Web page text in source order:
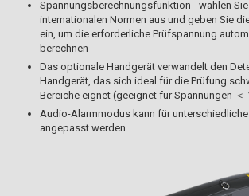
Spannungsberechnungsfunktion - wählen Sie
internationalen Normen aus und geben Sie
ein, um die erforderliche Prüfspannung
berechnen
Das optionale Handgerät verwandelt den
Handgerät, das sich ideal für die Prüfung
Bereiche eignet (geeignet für Spannungen ＜
Audio-Alarmmodus kann für
angepasst werden